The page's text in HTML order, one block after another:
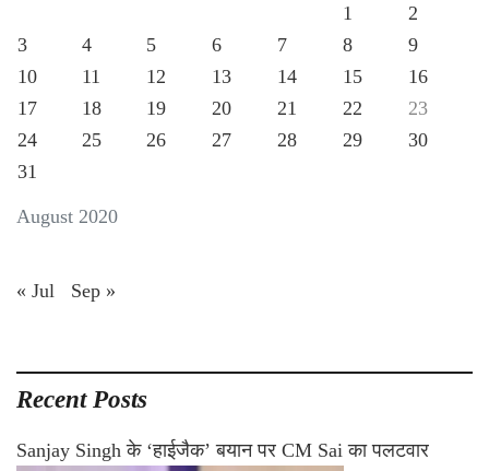
August 2020
1
2
3
4 5 6 7 8
9
10
11 12 13 14 15
16
17
18 19 20 21 22
23
24
25 26 27 28 29
30
31
« Jul Sep »
Recent Posts
Sanjay Singh के ‘हाईजैक’ बयान पर CM Sai का पलटवार